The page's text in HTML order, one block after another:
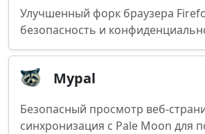
Улучшенный форк браузера
безопасность и
Mypal
Безопасный просмотр веб-
синхронизация с Pale Moon для